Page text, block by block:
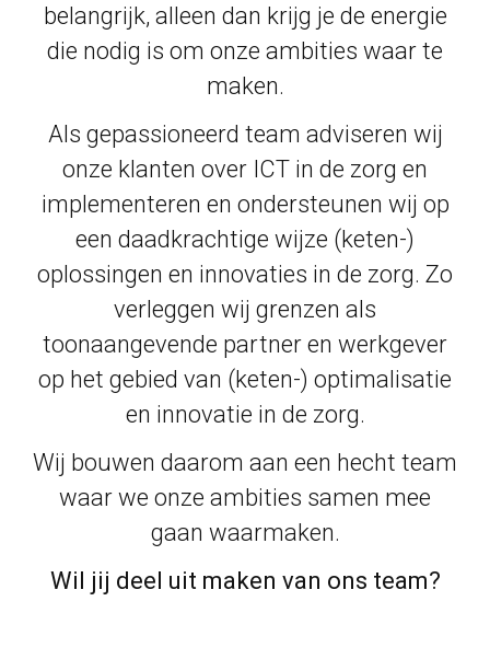
belangrijk, alleen dan krijg je de energie
die nodig is om onze ambities waar te
maken.
Als gepassioneerd team adviseren wij
onze klanten over ICT in de zorg en
implementeren en ondersteunen wij op
een daadkrachtige wijze (keten-)
oplossingen en innovaties in de zorg. Zo
verleggen wij grenzen als
toonaangevende partner en werkgever
op het gebied van (keten-) optimalisatie
en innovatie in de zorg.
Wij bouwen daarom aan een hecht team
waar we onze ambities samen mee
gaan waarmaken.
Wil jij deel uit maken van ons team?